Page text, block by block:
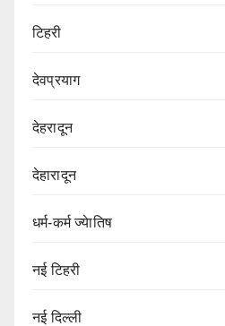
टिहरी
देवप्रयाग
देहरादून
देहारादून
धर्म-कर्म ज्येातिष
नई टिहरी
नई दिल्ली